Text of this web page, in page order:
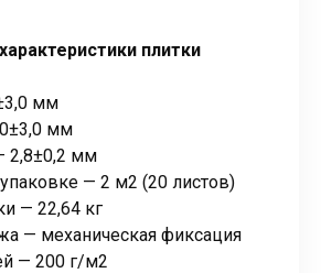
плитки
мм
мм
2,8±0,2 мм
— 2 м2 (20 листов)
— 22,64 кг
— механическая фиксация
— 200 г/м2